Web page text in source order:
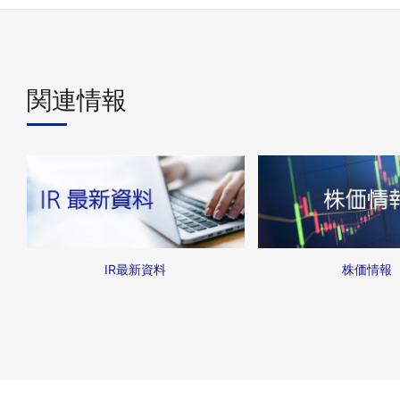
関連情報
IR最新資料 株価情報